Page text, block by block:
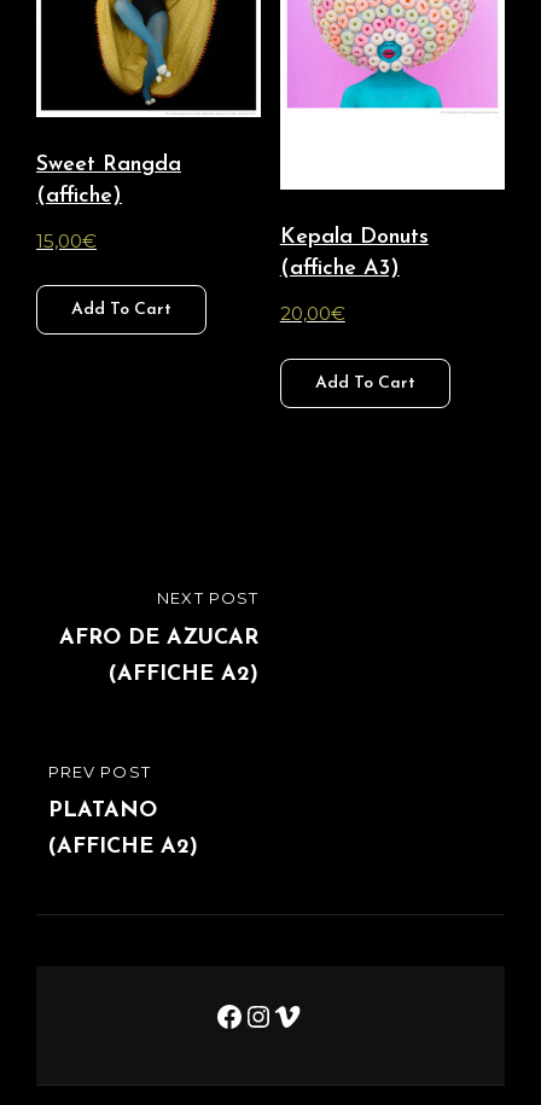
Sweet Rangda
(affiche)
15,00€
Add To Cart
Kepala Donuts
(affiche A3)
20,00€
Add To Cart
Navigation
de
l’article
PREVIOUS
POST
PREV POST
PLATANO
(AFFICHE A2)
POST
NEXT POST
AFRO DE AZUCAR
(AFFICHE A2)
Facebook
Instagram
Vimeo